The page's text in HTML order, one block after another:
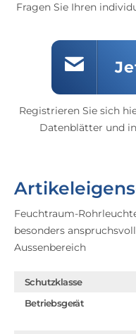
Fragen Sie Ihren
Registrieren Sie sich
Datenblätter und
Feuchtraum-
besonders
Aussenbereich
Schutzklasse
Betriebsgerät